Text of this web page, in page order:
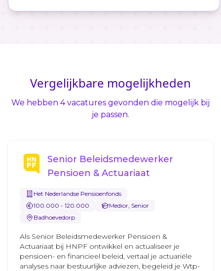
Vergelijkbare mogelijkheden
We hebben 4 vacatures gevonden die mogelijk bij
je passen.
Senior Beleidsmedewerker
Pensioen & Actuariaat
Het Nederlandse Pensioenfonds
100.000 - 120.000
Medior, Senior
Badhoevedorp
Als Senior Beleidsmedewerker Pensioen &
Actuariaat bij HNPF ontwikkel en actualiseer je
pensioen- en financieel beleid, vertaal je actuariële
analyses naar bestuurlijke adviezen, begeleid je Wtp-